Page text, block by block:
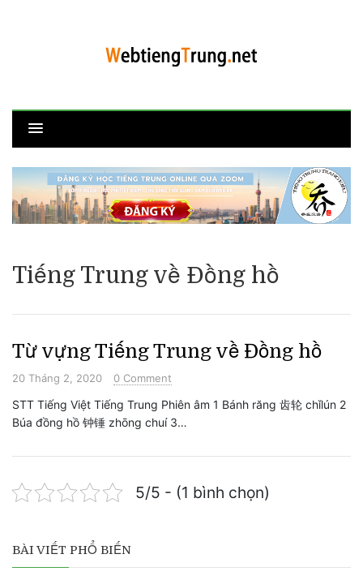
Tiếng Trung về Đồng hồ
Từ vựng Tiếng Trung về Đồng hồ
20 Tháng 2, 2020 0 Comment
STT Tiếng Việt Tiếng Trung Phiên âm 1 Bánh răng 齿轮 chǐlún 2
Búa đồng hồ 钟锤 zhōng chuí 3…
5/5 - (1 bình chọn)
BÀI VIẾT PHỔ BIẾN